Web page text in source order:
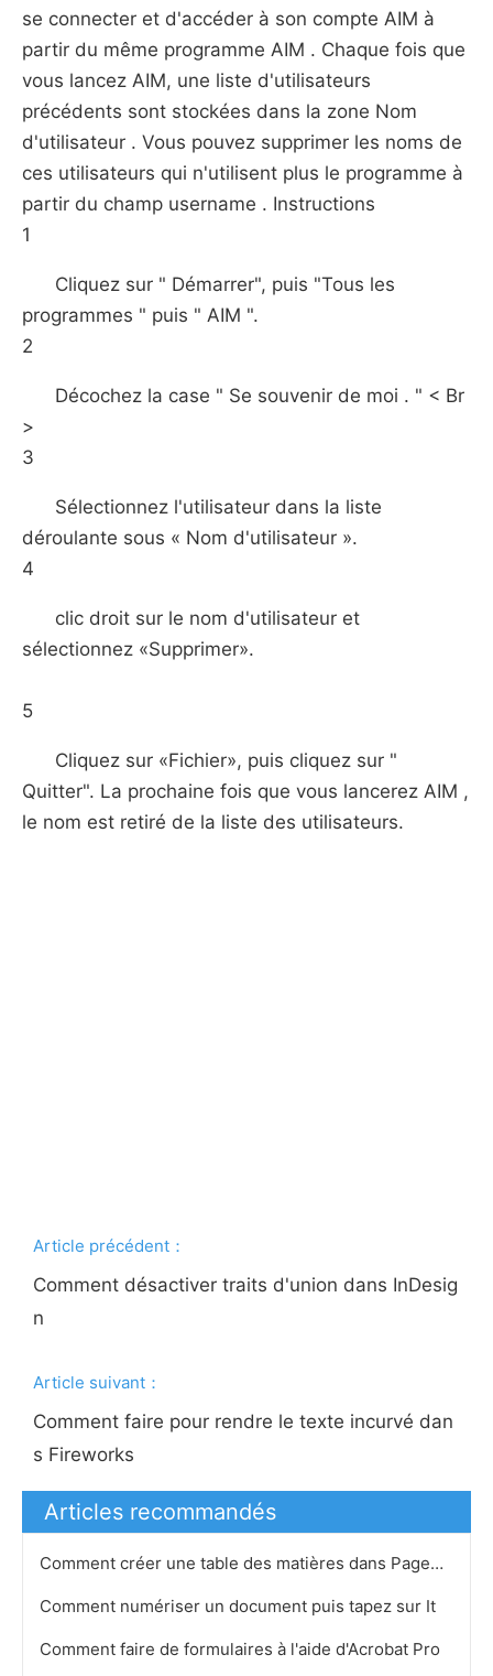
se connecter et d'accéder à son compte AIM à
partir du même programme AIM . Chaque fois que
vous lancez AIM, une liste d'utilisateurs
précédents sont stockées dans la zone Nom
d'utilisateur . Vous pouvez supprimer les noms de
ces utilisateurs qui n'utilisent plus le programme à
partir du champ username . Instructions
1
Cliquez sur " Démarrer", puis "Tous les
programmes " puis " AIM ".
2
Décochez la case " Se souvenir de moi . " < Br
>
3
Sélectionnez l'utilisateur dans la liste
déroulante sous « Nom d'utilisateur ».
4
clic droit sur le nom d'utilisateur et
sélectionnez «Supprimer».
5
Cliquez sur «Fichier», puis cliquez sur "
Quitter". La prochaine fois que vous lancerez AIM ,
le nom est retiré de la liste des utilisateurs.
Article précédent：
Comment désactiver traits d'union dans InDesig
n
Article suivant：
Comment faire pour rendre le texte incurvé dan
s Fireworks
Articles recommandés
Comment créer une table des matières dans PageMaker
Comment numériser un document puis tapez sur It
Comment faire de formulaires à l'aide d'Acrobat Pro